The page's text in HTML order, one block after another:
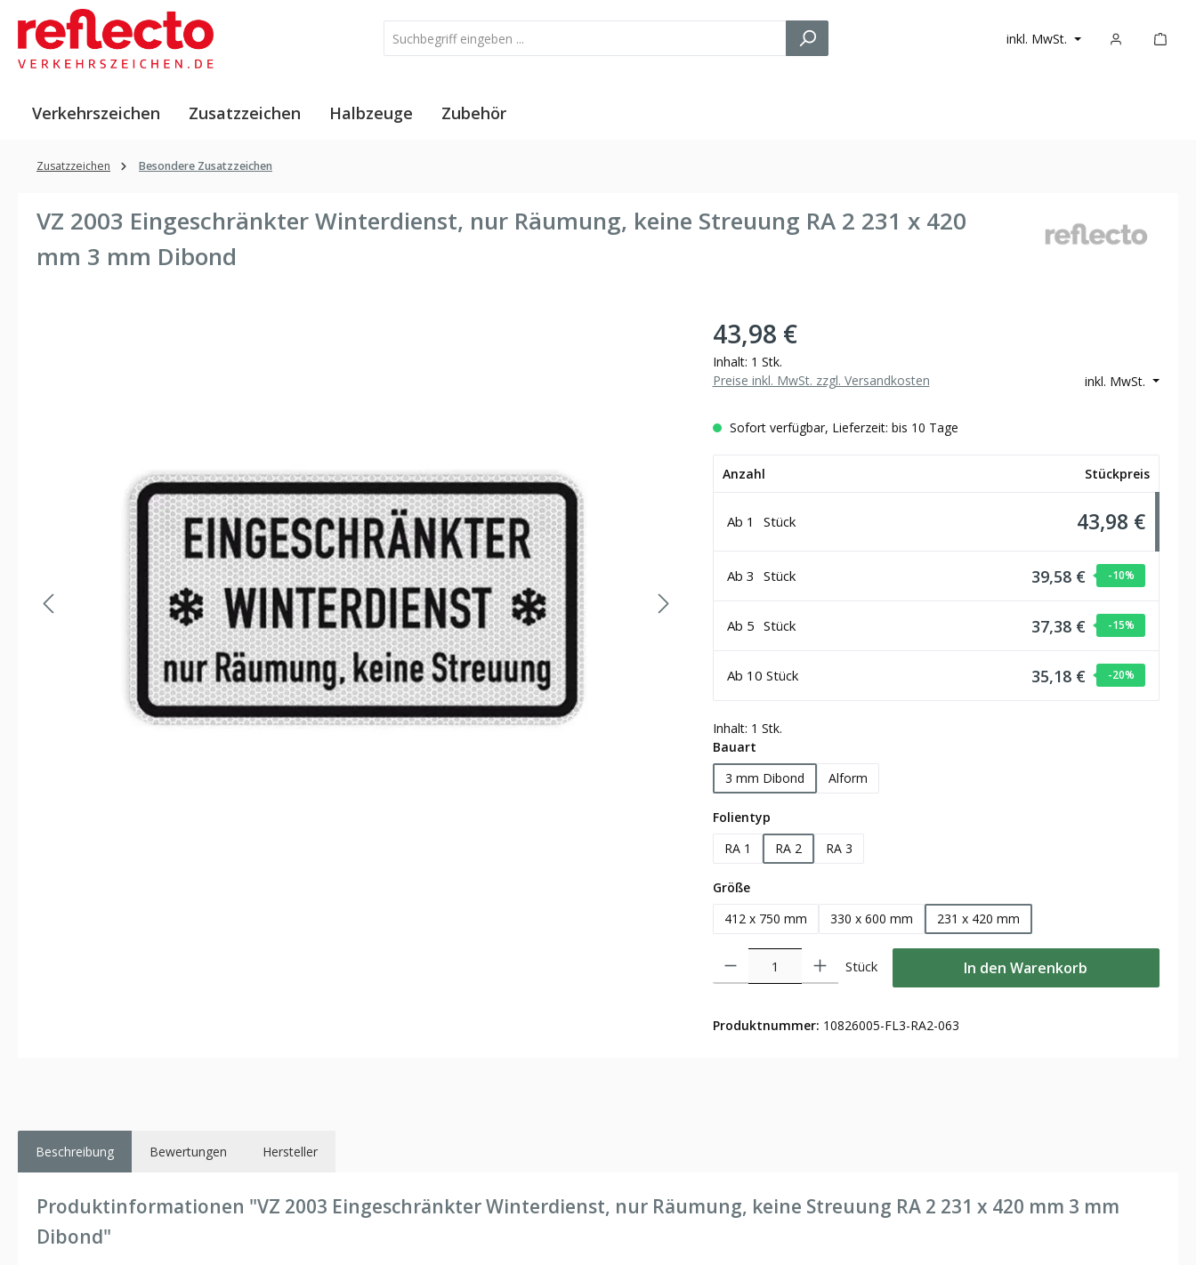
Hauptinhalt springen
Zur Suche springen
Zur Hauptnavigation springen
inkl. MwSt.
Verkehrszeichen Zusatzzeichen Halbzeuge Zubehör
Zusatzzeichen Besondere Zusatzzeichen
VZ 2003 Eingeschränkter Winterdienst, nur Räumung, keine Streuung RA 2 231 x 420
mm 3 mm Dibond
43,98 €
Inhalt: 1 Stk.
inkl. MwSt.
Preise inkl. MwSt. zzgl. Versandkosten
Sofort verfügbar, Lieferzeit: bis 10 Tage
Anzahl Stückpreis
Ab 1 Stück 43,98 €
Ab 3 Stück 39,58 € -10%
Ab 5 Stück 37,38 € -15%
Ab 10 Stück 35,18 € -20%
Inhalt: 1 Stk.
Bauartauswählen
3 mm Dibond
Alform
Folientypauswählen
RA 1
RA 2 RA 3
Größeauswählen
412 x 750 mm
330 x 600 mm 231 x 420 mm
Stück In den Warenkorb
Produktnummer: 10826005-FL3-RA2-063
Beschreibung Bewertungen Hersteller
Produktinformationen "VZ 2003 Eingeschränkter Winterdienst, nur Räumung, keine Streuung RA 2 231 x 420 mm 3 mm
Dibond"